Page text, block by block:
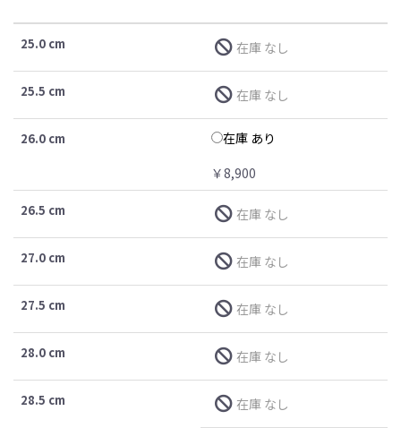
25.0 cm 在庫 なし
25.5 cm 在庫 なし
26.0 cm
在庫 あり
￥8,900
26.5 cm 在庫 なし
27.0 cm 在庫 なし
27.5 cm 在庫 なし
28.0 cm 在庫 なし
28.5 cm 在庫 なし